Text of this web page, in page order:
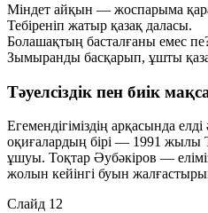
Міндет айқын — жоспарыма
Тебіреніп жатыр қазақ даласы.
Болашақтың басталғаны емес
Зымыранды басқарып, ұшты
Тәуелсіздік пен биік
Егемендігіміздің арқасында
оқиғалардың бірі — 1991 жылы
ұшуы. Тоқтар Әубәкіров —
жолын кейінгі буын
Слайд 12